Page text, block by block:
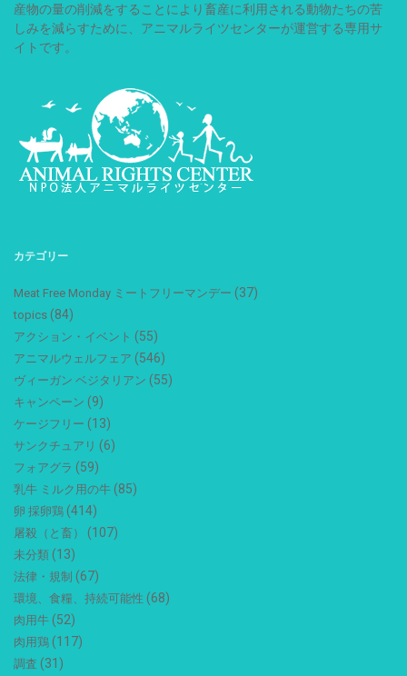
産物の量の削減をすることにより畜産に利用される動物たちの苦
しみを減らすために、アニマルライツセンターが運営する専用サ
イトです。
カテゴリー
Meat Free Monday ミートフリーマンデー (37)
topics (84)
アクション・イベント (55)
アニマルウェルフェア (546)
ヴィーガン ベジタリアン (55)
キャンペーン (9)
ケージフリー (13)
サンクチュアリ (6)
フォアグラ (59)
乳牛 ミルク用の牛 (85)
卵 採卵鶏 (414)
屠殺（と畜） (107)
未分類 (13)
法律・規制 (67)
環境、食糧、持続可能性 (68)
肉用牛 (52)
肉用鶏 (117)
調査 (31)